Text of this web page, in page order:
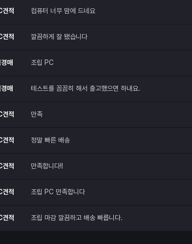
견적 컴퓨터 너무 맘에 드네요
견적 깔끔하게 잘 됐습니다
매 조립 PC
매 테스트를 꼼꼼히 해서 출고했으면 하내요.
견적 만족
견적 정말 빠른 배송
견적 만족합니다!!
견적 조립 PC 만족합니다
견적 조립 마감 깔끔하고 배송 빠릅니다.